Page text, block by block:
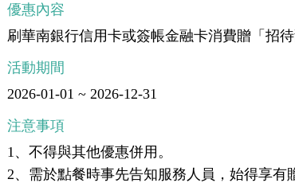
優惠內容
刷華南銀行信用卡或簽帳金融卡消費贈「招
活動期間
2026-01-01 ~ 2026-12-31
注意事項
1、不得與其他優惠併用。
2、需於點餐時事先告知服務人員，始得享